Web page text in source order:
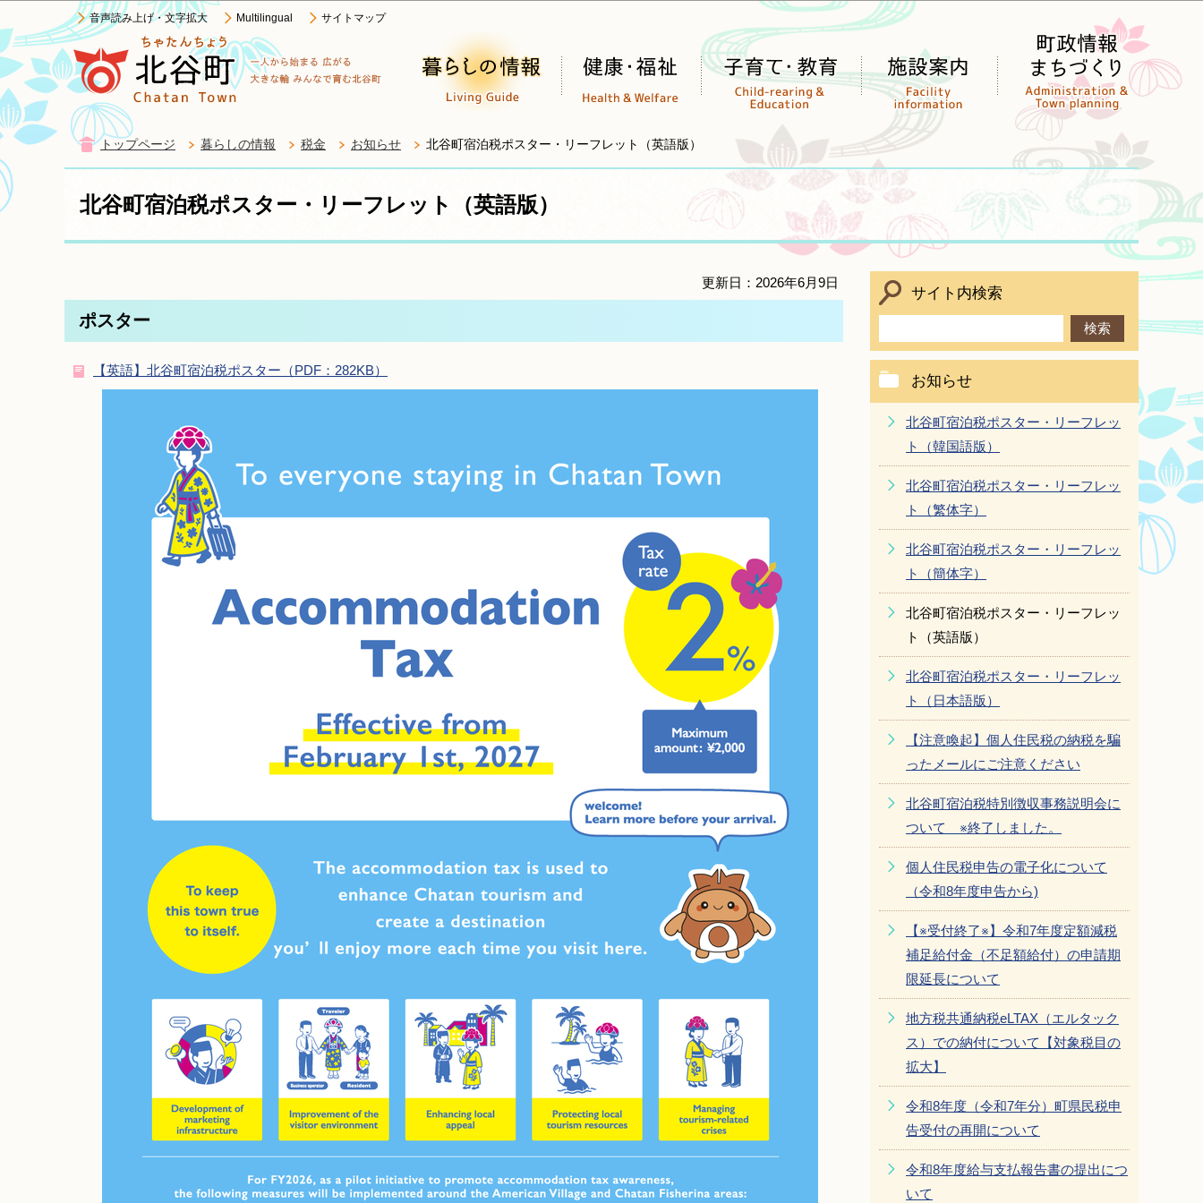
音声読み上げ・文字拡大 Multilingual サイトマップ
トップページ 暮らしの情報 税金 お知らせ 北谷町宿泊税ポスター・リーフレット（英語版）
北谷町宿泊税ポスター・リーフレット（英語版）
更新日：2026年6月9日
ポスター
【英語】北谷町宿泊税ポスター（PDF：282KB）
サイト内検索
お知らせ
北谷町宿泊税ポスター・リーフレッ
ト（韓国語版）
北谷町宿泊税ポスター・リーフレッ
ト（繁体字）
北谷町宿泊税ポスター・リーフレッ
ト（簡体字）
北谷町宿泊税ポスター・リーフレッ
ト（英語版）
北谷町宿泊税ポスター・リーフレッ
ト（日本語版）
【注意喚起】個人住民税の納税を騙
ったメールにご注意ください
北谷町宿泊税特別徴収事務説明会に
ついて ※終了しました。
個人住民税申告の電子化について
（令和8年度申告から)
【※受付終了※】令和7年度定額減税
補足給付金（不足額給付）の申請期
限延長について
地方税共通納税eLTAX（エルタック
ス）での納付について【対象税目の
拡大】
令和8年度（令和7年分）町県民税申
告受付の再開について
令和8年度給与支払報告書の提出につ
いて